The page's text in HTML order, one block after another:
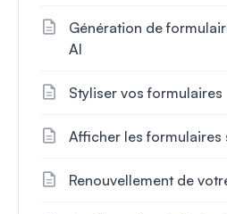
Génération de
AI
Styliser vos formulaires
Afficher les formulaires
Renouvellement de